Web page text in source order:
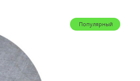
Популярный